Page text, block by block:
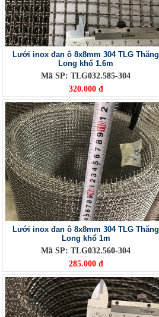
Lưới inox đan ô 8x8mm 304 TLG Thăng
Long khổ 1.6m
Mã SP: TLG032.585-304
320.000 đ
Lưới inox đan ô 8x8mm 304 TLG Thăng
Long khổ 1m
Mã SP: TLG032.560-304
285.000 đ